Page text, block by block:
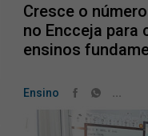
Cresce o
no Encceja
ensinos
Ensino ...